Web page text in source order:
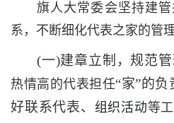
旗人大常委会坚持建
系，不断细化代表之家的管理
(一)建章立制，规范
热情高的代表担任“家”的
好联系代表、 组织活动等